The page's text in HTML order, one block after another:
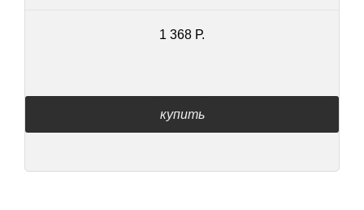
1 368 Р.
купить